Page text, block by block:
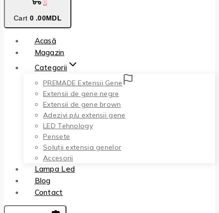
0
Cart 0 .00MDL
Acasă
Magazin
Categorii
PREMADE Extensii Gene
Extensii de gene negre
Extensii de gene brown
Adezivi p/u extensii gene
LED Tehnology
Pensete
Soluții extensia genelor
Accesorii
Lampa Led
Blog
Contact